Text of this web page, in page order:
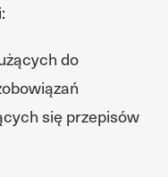
do
się przepisów